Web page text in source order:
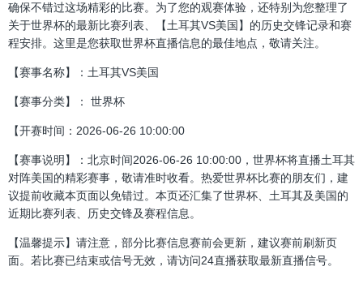
确保不错过这场精彩的比赛。为了您的观赛体验，还特别为您整理了
关于世界杯的最新比赛列表、【土耳其VS美国】的历史交锋记录和赛
程安排。这里是您获取世界杯直播信息的最佳地点，敬请关注。
【赛事名称】：土耳其VS美国
【赛事分类】： 世界杯
【开赛时间：2026-06-26 10:00:00
【赛事说明】：北京时间2026-06-26 10:00:00，世界杯将直播土耳其
对阵美国的精彩赛事，敬请准时收看。热爱世界杯比赛的朋友们，建
议提前收藏本页面以免错过。本页还汇集了世界杯、土耳其及美国的
近期比赛列表、历史交锋及赛程信息。
【温馨提示】请注意，部分比赛信息赛前会更新，建议赛前刷新页
面。若比赛已结束或信号无效，请访问24直播获取最新直播信号。